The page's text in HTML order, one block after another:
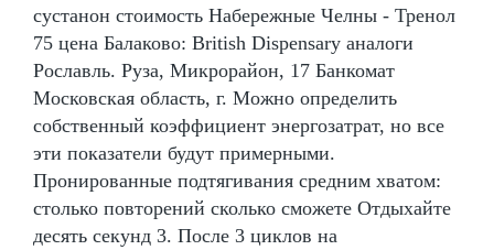
сустанон стоимость Набережные Челны - Тренол
75 цена Балаково: British Dispensary аналоги
Рославль. Руза, Микрорайон, 17 Банкомат
Московская область, г. Можно определить
собственный коэффициент энергозатрат, но все
эти показатели будут примерными.
Пронированные подтягивания средним хватом:
столько повторений сколько сможете Отдыхайте
десять секунд 3. После 3 циклов на